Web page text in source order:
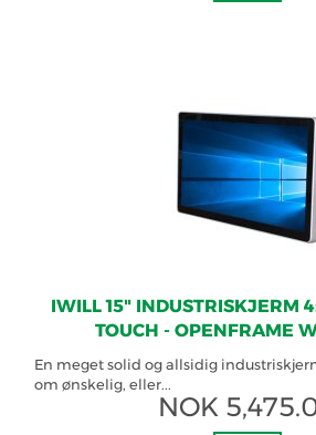
IWILL 15" INDUSTRISKJERM
TOUCH - OPENFRAME
En meget solid og allsidig
om ønskelig, eller...
NOK